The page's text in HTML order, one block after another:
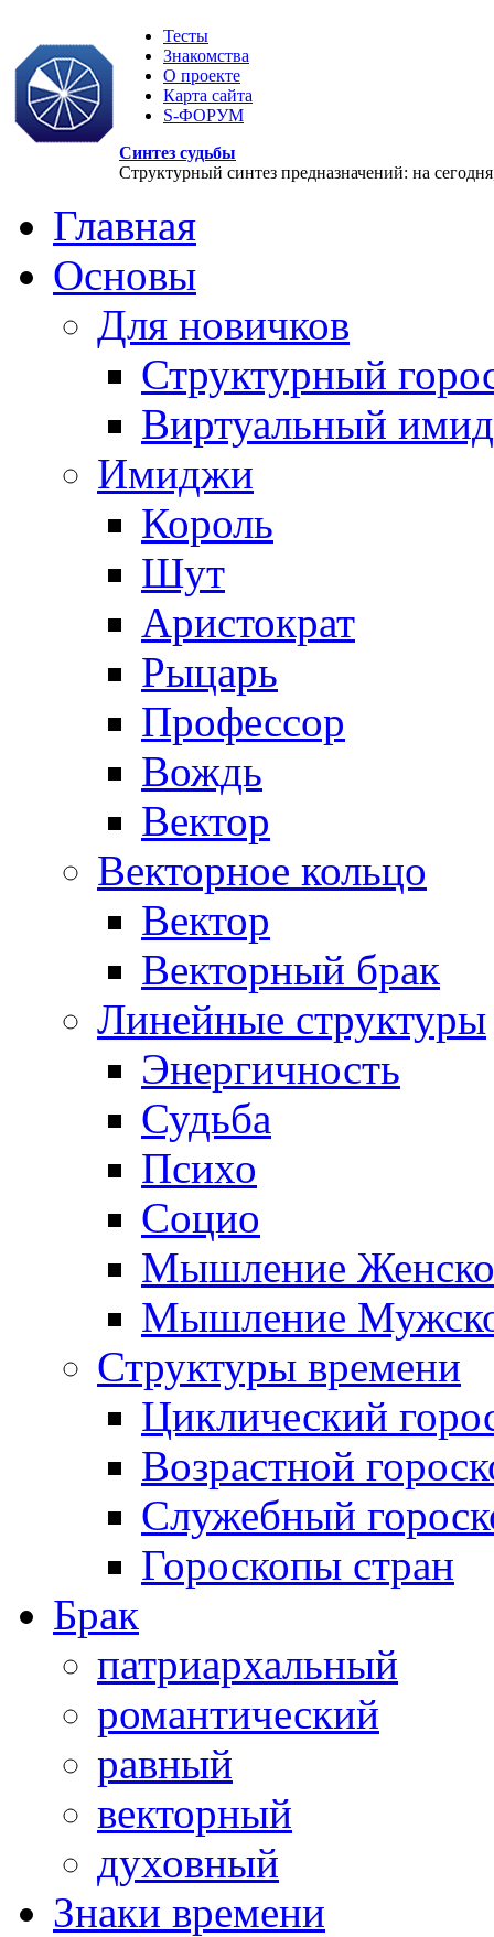
Тесты
Знакомства
О проекте
Карта сайта
S-ФОРУМ
Синтез судьбы
Структурный синтез предназначений: на
Главная
Основы
Для новичков
Структурный
Виртуальный
Имиджи
Король
Шут
Аристократ
Рыцарь
Профессор
Вождь
Вектор
Векторное кольцо
Вектор
Векторный брак
Линейные структуры
Энергичность
Судьба
Психо
Социо
Мышление
Мышление
Структуры времени
Циклический
Возрастной
Служебный
Гороскопы стран
Брак
патриархальный
романтический
равный
векторный
духовный
Знаки времени